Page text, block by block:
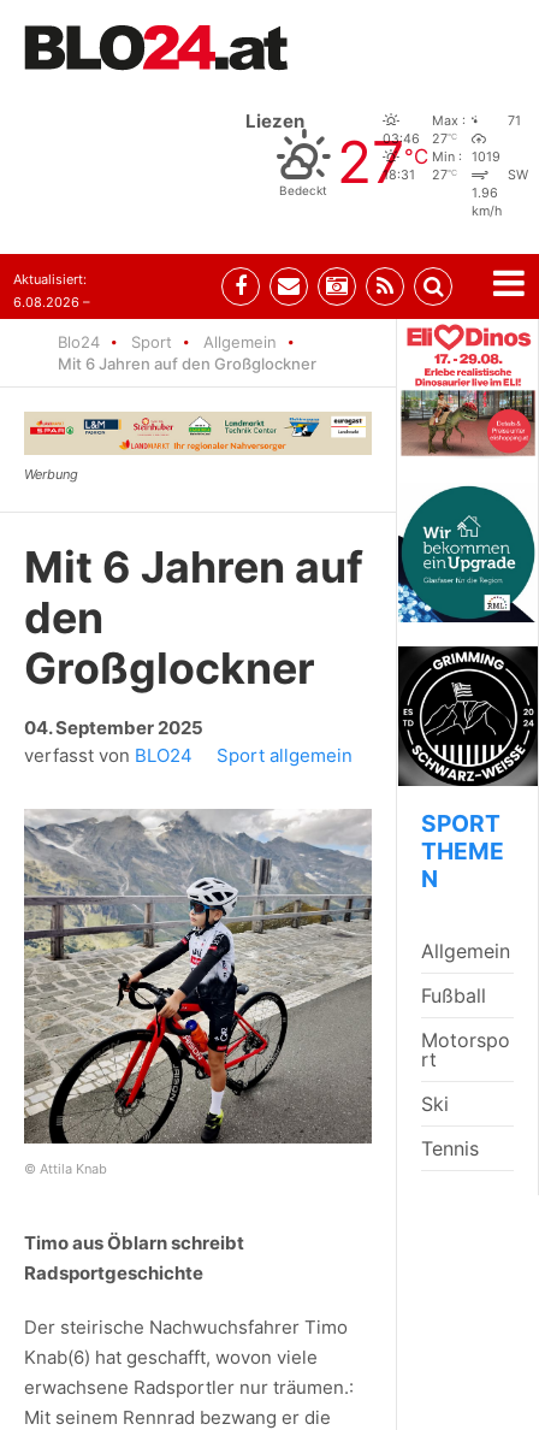
Liezen
Bedeckt 27°C
03:46
18:31
Max :
27°C
Min :
27°C
71
1019
SW
1.96
km/h
Aktualisiert:
6.08.2026 –
Blo24 Sport
Allgemein
Mit 6 Jahren auf den Großglockner
Mit 6 Jahren auf
den
Großglockner
04. September 2025
verfasst von BLO24 Sport allgemein
© Attila Knab
Timo aus Öblarn schreibt
Radsportgeschichte
Der steirische Nachwuchsfahrer Timo
Knab(6) hat geschafft, wovon viele
erwachsene Radsportler nur träumen.:
Mit seinem Rennrad bezwang er die
SPORT
THEME
N
Allgemein
Fußball
Motorspo
rt
Ski
Tennis